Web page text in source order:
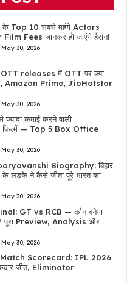
Top 10 सबसे महंगे Actors
Fees जानकर हो जाएंगे हैरान!
May 30, 2026
releases में OTT पर क्या
Amazon Prime, JioHotstar
May 30, 2026
कमाई करने वाली
— Top 5 Box Office
May 30, 2026
Biography: बिहार
लड़के ने कैसे जीता पूरे भारत का
May 30, 2026
GT vs RCB — कौन बनेगा
पूरा Preview, Analysis और
May 30, 2026
Match Scorecard: IPL 2026
जीत, Eliminator